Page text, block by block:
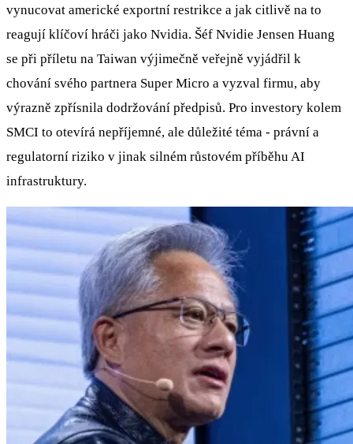
vynucovat americké exportní restrikce a jak citlivě na to
reagují klíčoví hráči jako Nvidia. Šéf Nvidie Jensen Huang
se při příletu na Taiwan výjimečně veřejně vyjádřil k
chování svého partnera Super Micro a vyzval firmu, aby
výrazně zpřísnila dodržování předpisů. Pro investory kolem
SMCI to otevírá nepříjemné, ale důležité téma - právní a
regulatorní riziko v jinak silném růstovém příběhu AI
infrastruktury.